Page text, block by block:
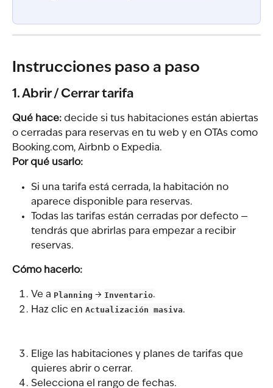
Instrucciones paso a paso
1. Abrir / Cerrar tarifa
Qué hace: decide si tus habitaciones están abiertas
o cerradas para reservas en tu web y en OTAs como
Booking.com, Airbnb o Expedia.
Por qué usarlo:
Si una tarifa está cerrada, la habitación no
aparece disponible para reservas.
Todas las tarifas están cerradas por defecto —
tendrás que abrirlas para empezar a recibir
reservas.
Cómo hacerlo:
Ve a Planning → Inventario.
Haz clic en Actualización masiva.
Elige las habitaciones y planes de tarifas que
quieres abrir o cerrar.
Selecciona el rango de fechas.